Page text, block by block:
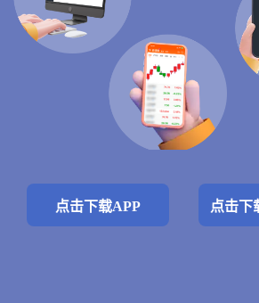
点击下载APP 点击下